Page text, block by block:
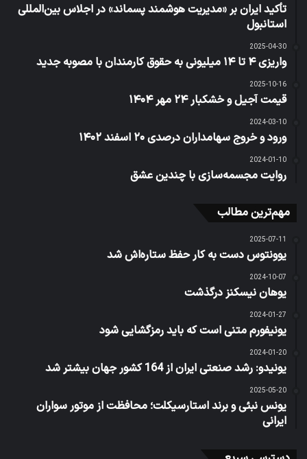
تأکید ایران بر «مدیریت هوشمند پسماند» در اجلاس بین‌المللی
استانبول
2025-04-30
واریزی ۴ تا ۱۴ میلیونی به حقوق کارمندان با مصوبه جدید
2025-10-16
قیمت آجیل و خشکبار ۲۴ مهر ۱۴۰۴
2024-03-10
ورود و خروج سهامداران درصدی ۲۰ اسفند ۱۴۰۲
2024-01-10
روایت مجسمه‌سازی با چندین عشق
مهم‌ترین مطالب
2025-07-11
یوونتوس دست به کار حفظ ستاره‌اش شد
2024-10-07
یوهان نیسکنز درگذشت
2024-01-27
یونیفورم متنی است که باید رمزگشایی شود
2024-01-20
یونیدو: رشد صنعتی ایران از 164 کشور جهان بیشتر شد
2025-05-20
یونس نبئی و برند استارسیکلت؛ محافظت از موتور سواران
ایرانی